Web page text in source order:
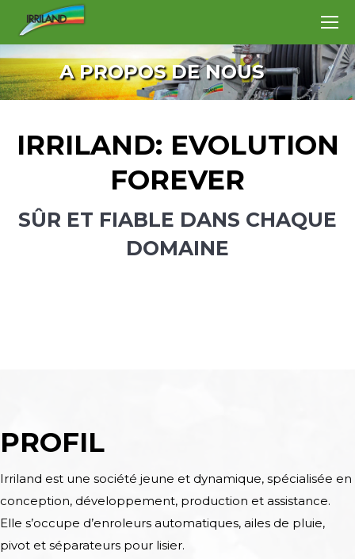
A PROPOS DE NOUS
IRRILAND: EVOLUTION
FOREVER
SÛR ET FIABLE DANS CHAQUE
DOMAINE
PROFIL
Irriland est une société jeune et dynamique, spécialisée en
conception, développement, production et assistance.
Elle s’occupe d’enroleurs automatiques, ailes de pluie,
pivot et séparateurs pour lisier.